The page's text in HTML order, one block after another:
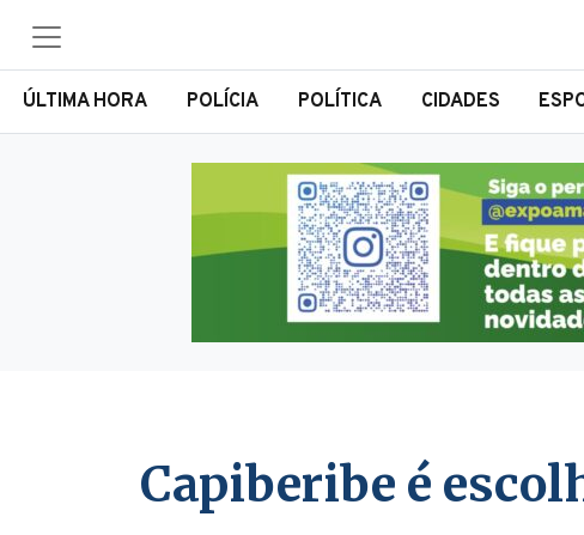
ÚLTIMA HORA POLÍCIA POLÍTICA CIDADES
Capiberibe é